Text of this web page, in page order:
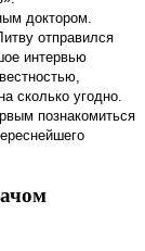
доктором.
отправился
интервью
сколько угодно.
познакомиться